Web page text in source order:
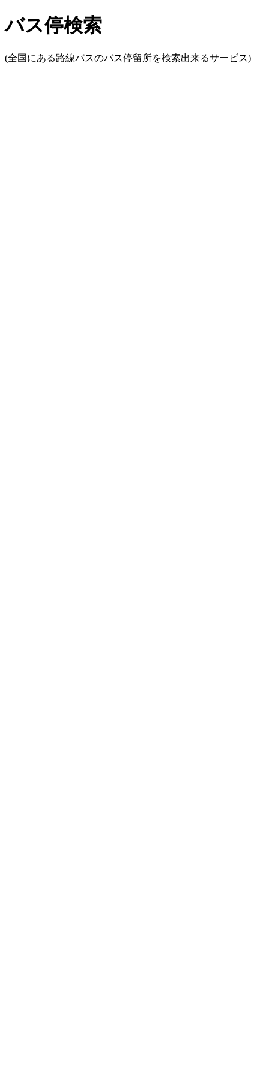
バス停検索
(全国にある路線バスのバス停留所を検索出来るサービス)